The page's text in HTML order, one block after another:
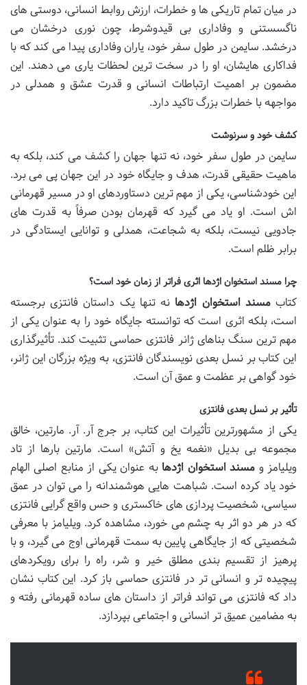
در میان تمام تاریکی ها و خطرات، ارزش روابط انسانی، دوستی های
ناگسستنی و وفاداری بی قیدوشرط، چون نوری درخشان می
درخشد. سایمن در طول سفر خود، یاران وفاداری پیدا می کند که با
فداکاری هایشان، او را در سخت ترین لحظات یاری می دهند. این
مضمون بر اهمیت ارتباطات انسانی و قدرت عشق و همدلی در
مواجهه با خطرات بزرگ تاکید دارد.
کشف خود و سرنوشت
سایمن در طول سفر خود، نه تنها جهان را کشف می کند، بلکه به
ماهیت حقیقی قدرت، هدف و جایگاه خود در این جهان پی می برد.
این خودشناسی، یکی از مهم ترین دستاوردهای او در مسیر قهرمانی
اش است. او یاد می گیرد که قهرمان بودن صرفاً به قدرت های
جادویی نیست، بلکه به شجاعت، همدلی و توانایی ایستادگی در
برابر ظلم است.
چرا مسند استخوان اژدها اثری فراتر از زمان خود است؟
کتابمسند استخوان اژدها نه تنها یک داستان فانتزی برجسته
است، بلکه اثری است که توانسته جایگاه خود را به عنوان یکی از
مهم ترین سنگ بناهای ژانر فانتزی حماسی تثبیت کند. تأثیرگذاری
این کتاب بر نسل بعدی نویسندگان فانتزی، به ویژه بزرگان این ژانر،
خود گواهی بر عظمت و عمق آن است.
تأثیر بر نسل بعدی فانتزی
یکی از مشهورترین تأثیرات این کتاب، بر جرج آر. آر. مارتین، خالق
مجموعه بی بدیل «نغمه یخ و آتش» است. مارتین بارها از تاد
ویلیامز و مسند استخوان اژدها به عنوان یکی از منابع اصلی الهام
خود یاد کرده است. شباهت هایی هوشمندانه را می توان در عمق
سیاسی، شخصیت پردازی های خاکستری و حس واقع گرایی فانتزی
که در هر دو اثر به چشم می خورد، مشاهده کرد. ویلیامز با معرفی
شخصیتی که از جایگاهی پایین به سمت قهرمانی اوج می گیرد، و با
پرهیز از تقسیم بندی مطلق خیر و شر، راه را برای رویکردهای
پیچیده تر و انسانی تر در فانتزی حماسی باز کرد. این کتاب نشان
داد که فانتزی می تواند فراتر از داستان های ساده قهرمانی رفته و
به مضامین عمیق تر انسانی و اجتماعی بپردازد.